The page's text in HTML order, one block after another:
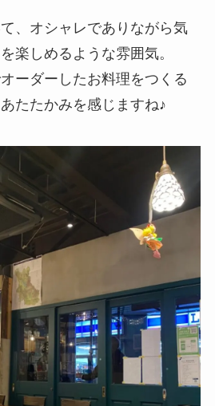
、オシャレでありながら気
楽しめるような雰囲気。
ーダーしたお料理をつくる
たたかみを感じますね♪